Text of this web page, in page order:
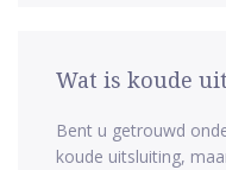
Wat is koude
Bent u getrouwd
koude uitsluiting,